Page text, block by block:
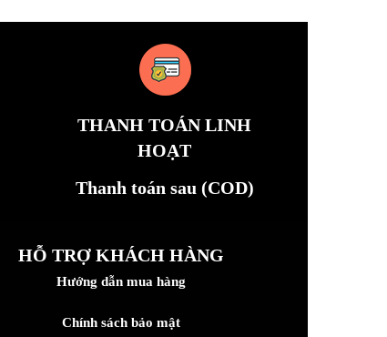
THANH TOÁN LINH
HOẠT
Thanh toán sau (COD)
HỖ TRỢ KHÁCH HÀNG
Hướng dẫn mua hàng
Chính sách bảo mật